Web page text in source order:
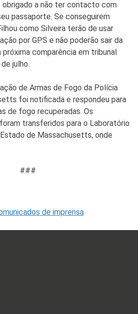
obrigado a não ter contacto com
passaporte. Se conseguirem
como Silveira terão de usar
por GPS e não poderão sair da
próxima comparência em tribunal
julho.
de Armas de Fogo da Polícia
foi notificada e respondeu para
de fogo recuperadas. Os
transferidos para o Laboratório
de Massachusetts, onde
###
de imprensa